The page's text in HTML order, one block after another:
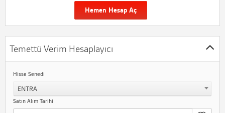
Hemen Hesap Aç
Temettü Verim Hesaplayıcı
Hisse Senedi
ENTRA
Satın Alım Tarihi